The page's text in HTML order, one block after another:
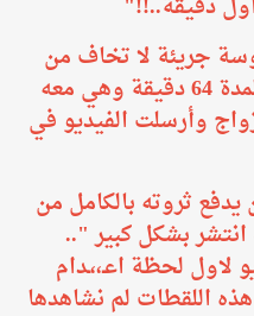
جريئة لا تخاف من
الله سجلت فيديو مع عريسها لمدة 64 دقيقة وهي معه
وأرسلت الفيديو في
ثروته بالكامل من
بشكل كبير "..
لحظة اعـ،،ـدام
اللقطات لم نشاهدها